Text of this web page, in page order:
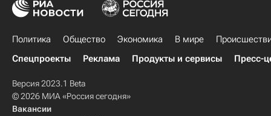
Политика Общество Экономика В мире
Спецпроекты
Реклама Продукты и сервисы Пресс-
Версия 2023.1 Beta
© 2026 МИА «Россия сегодня»
Вакансии